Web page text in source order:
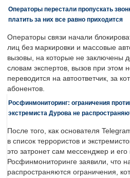
Операторы перестали пропускать
платить за них все равно приходится
Операторы связи начали
лиц без маркировки и массовые
вызовы, на которые не заключены
словам экспертов, вызов при этом
переводится на автоответчик, за
абонентов.
Росфинмониторинг: ограничения
экстремиста Дурова не
После того, как основателя
в список террористов и
это затронет сам мессенджер и
Росфинмониторинге заявили, что
распространяются ограничения,